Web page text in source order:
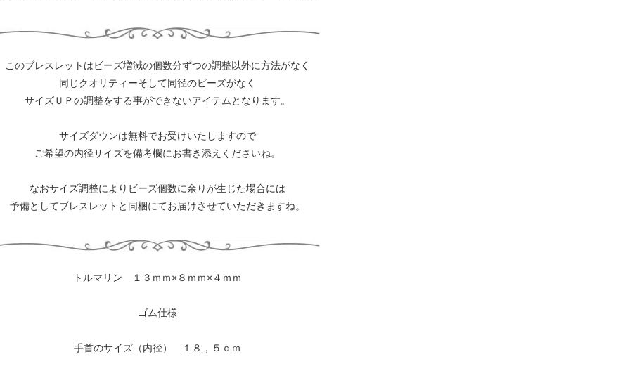
このブレスレットはビーズ増減の個数分ずつの調整以外に方法がなく
同じクオリティーそして同径のビーズがなく
サイズＵＰの調整をする事ができないアイテムとなります。
サイズダウンは無料でお受けいたしますので
ご希望の内径サイズを備考欄にお書き添えくださいね。
なおサイズ調整によりビーズ個数に余りが生じた場合には
予備としてブレスレットと同梱にてお届けさせていただきますね。
トルマリン １３ｍｍ×８ｍｍ×４ｍｍ
ゴム仕様
手首のサイズ（内径） １８，５ｃｍ